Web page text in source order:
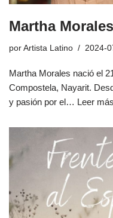
Martha
por Artista Latino 2024-
Martha Morales nació el
Compostela, Nayarit.
y pasión por el… Leer